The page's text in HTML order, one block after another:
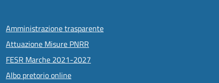
Amministrazione trasparente
Attuazione Misure PNRR
FESR Marche 2021-2027
Albo pretorio online